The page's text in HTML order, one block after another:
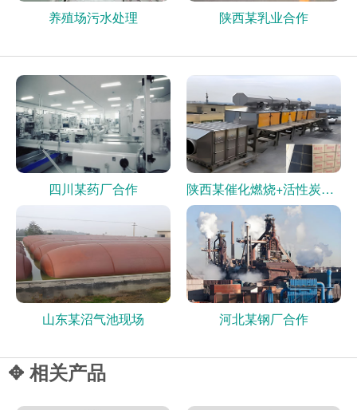
养殖场污水处理 陕西某乳业合作
四川某药厂合作 陕西某催化燃烧+活性炭现场
山东某沼气池现场 河北某钢厂合作
✥ 相关产品